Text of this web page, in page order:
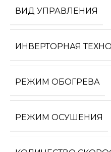
ВИД УПРАВЛЕНИЯ
ИНВЕРТОРНАЯ
РЕЖИМ ОБОГРЕВА
РЕЖИМ ОСУШЕНИЯ